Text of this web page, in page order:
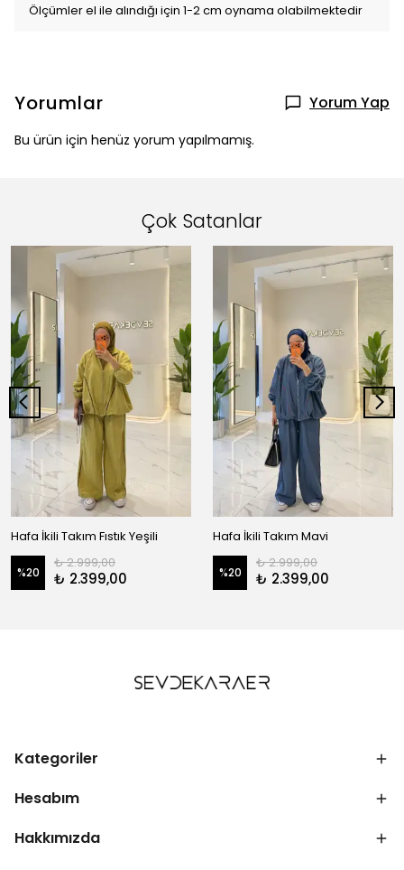
Ölçümler el ile alındığı için 1-2 cm oynama olabilmektedir
Yorumlar Yorum Yap
Bu ürün için henüz yorum yapılmamış.
Çok Satanlar
Hafa İkili Takım Fıstık Yeşili
%20
₺ 2.999,00
₺ 2.399,00
Hafa İkili Takım Mavi
%20
₺ 2.999,00
₺ 2.399,00
Kategoriler
Hesabım
Hakkımızda